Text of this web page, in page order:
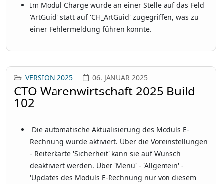
Im Modul Charge wurde an einer Stelle auf das Feld
'ArtGuid' statt auf 'CH_ArtGuid' zugegriffen, was zu
einer Fehlermeldung führen konnte.
VERSION 2025 06. JANUAR 2025
CTO Warenwirtschaft 2025 Build
102
Die automatische Aktualisierung des Moduls E-
Rechnung wurde aktiviert. Über die Voreinstellungen
- Reiterkarte 'Sicherheit' kann sie auf Wunsch
deaktiviert werden. Über 'Menü' - 'Allgemein' -
'Updates des Moduls E-Rechnung nur von diesem